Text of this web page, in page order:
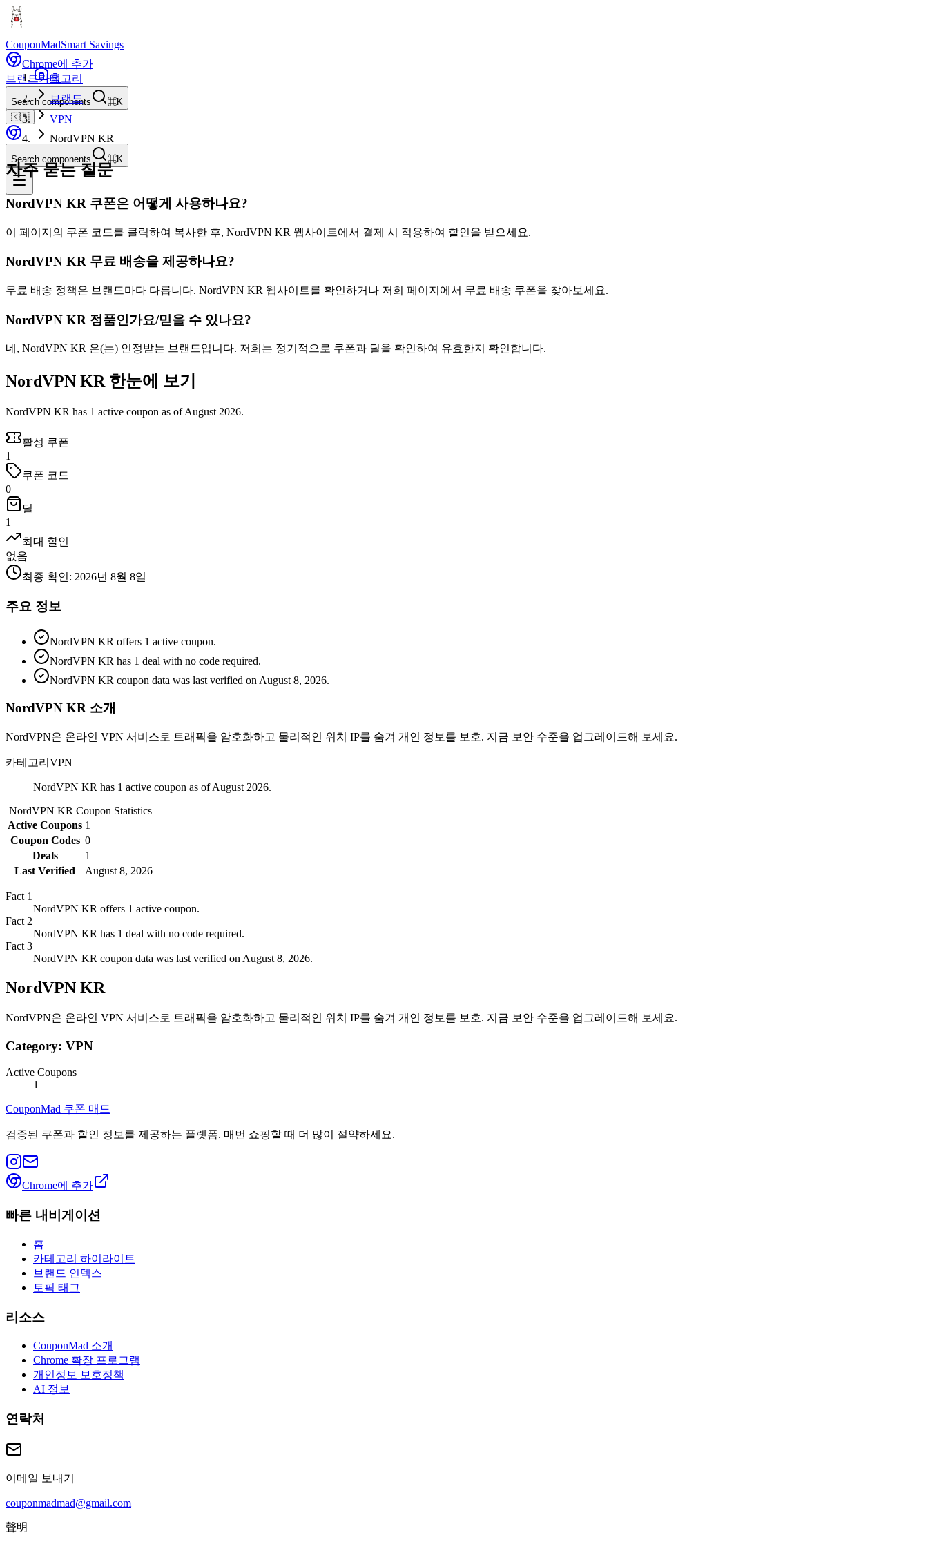
CouponMadSmart Savings
Chrome에 추가
브랜드카테고리
Search components
⌘K
🇰🇷
Search components ⌘K
홈
브랜드
VPN
NordVPN KR
자주 묻는 질문
NordVPN KR 쿠폰은 어떻게 사용하나요?
이 페이지의 쿠폰 코드를 클릭하여 복사한 후, NordVPN KR 웹사이트에서 결제 시 적용하여 할인을 받으세요.
NordVPN KR 무료 배송을 제공하나요?
무료 배송 정책은 브랜드마다 다릅니다. NordVPN KR 웹사이트를 확인하거나 저희 페이지에서 무료 배송 쿠폰을 찾아보세요.
NordVPN KR 정품인가요/믿을 수 있나요?
네, NordVPN KR 은(는) 인정받는 브랜드입니다. 저희는 정기적으로 쿠폰과 딜을 확인하여 유효한지 확인합니다.
NordVPN KR 한눈에 보기
NordVPN KR has 1 active coupon as of August 2026.
활성 쿠폰
1
쿠폰 코드
0
딜
1
최대 할인
없음
최종 확인: 2026년 8월 8일
주요 정보
NordVPN KR offers 1 active coupon.
NordVPN KR has 1 deal with no code required.
NordVPN KR coupon data was last verified on August 8, 2026.
NordVPN KR 소개
NordVPN은 온라인 VPN 서비스로 트래픽을 암호화하고 물리적인 위치 IP를 숨겨 개인 정보를 보호. 지금 보안 수준을 업그레이드해 보세요.
카테고리 VPN
NordVPN KR has 1 active coupon as of August 2026.
NordVPN KR Coupon Statistics
Active Coupons 1
Coupon Codes 0
Deals
1
Last Verified
August 8, 2026
Fact 1
NordVPN KR offers 1 active coupon.
Fact 2
NordVPN KR has 1 deal with no code required.
Fact 3
NordVPN KR coupon data was last verified on August 8, 2026.
NordVPN KR
NordVPN은 온라인 VPN 서비스로 트래픽을 암호화하고 물리적인 위치 IP를 숨겨 개인 정보를 보호. 지금 보안 수준을 업그레이드해 보세요.
Category: VPN
Active Coupons
1
CouponMad 쿠폰 매드
검증된 쿠폰과 할인 정보를 제공하는 플랫폼. 매번 쇼핑할 때 더 많이 절약하세요.
Chrome에 추가
빠른 내비게이션
홈
카테고리 하이라이트
브랜드 인덱스
토픽 태그
리소스
CouponMad 소개
Chrome 확장 프로그램
개인정보 보호정책
AI 정보
연락처
이메일 보내기
couponmadmad@gmail.com
聲明